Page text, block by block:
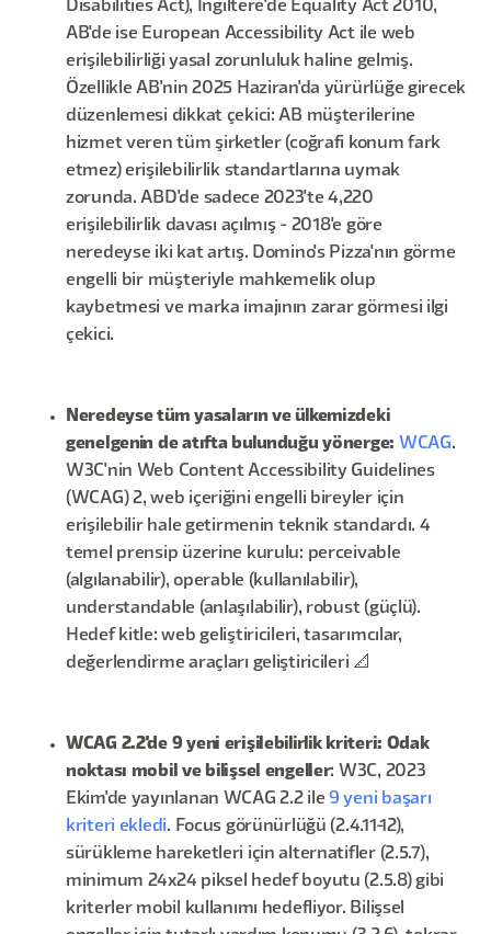
Disabilities Act), İngiltere'de Equality Act 2010,
AB'de ise European Accessibility Act ile web
erişilebilirliği yasal zorunluluk haline gelmiş.
Özellikle AB'nin 2025 Haziran'da yürürlüğe girecek
düzenlemesi dikkat çekici: AB müşterilerine
hizmet veren tüm şirketler (coğrafi konum fark
etmez) erişilebilirlik standartlarına uymak
zorunda. ABD'de sadece 2023'te 4,220
erişilebilirlik davası açılmış - 2018'e göre
neredeyse iki kat artış. Domino's Pizza'nın görme
engelli bir müşteriyle mahkemelik olup
kaybetmesi ve marka imajının zarar görmesi ilgi
çekici.
N eredeyse tüm yasaların ve ülkemizdeki
genelgenin de atıfta bulunduğu yönerge: WCAG.
W3C'nin Web Content Accessibility Guidelines
(WCAG) 2, web içeriğini engelli bireyler için
erişilebilir hale getirmenin teknik standardı. 4
temel prensip üzerine kurulu: perceivable
(algılanabilir), operable (kullanılabilir),
understandable (anlaşılabilir), robust (güçlü).
Hedef kitle: web geliştiricileri, tasarımcılar,
değerlendirme araçları geliştiricileri 📐
WCAG 2.2'de 9 yeni erişilebilirlik kriteri: Odak
noktası mobil ve bilişsel engeller: W3C, 2023
Ekim'de yayınlanan WCAG 2.2 ile9 yeni başarı
kriteri ekledi. Focus görünürlüğü (2.4.11-12),
sürükleme hareketleri için alternatifler (2.5.7),
minimum 24x24 piksel hedef boyutu (2.5.8) gibi
kriterler mobil kullanımı hedefliyor. Bilişsel